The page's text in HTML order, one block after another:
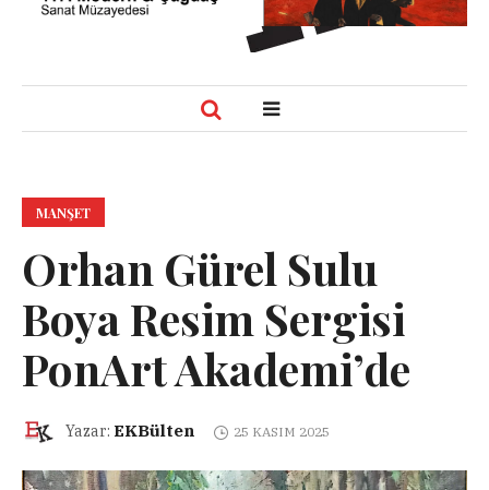
MANŞET
Orhan Gürel Sulu
Boya Resim Sergisi
PonArt Akademi’de
Yazar: EKBülten 25 KASIM 2025